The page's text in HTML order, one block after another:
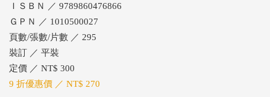
ＩＳＢＮ ／ 9789860476866
ＧＰＮ ／ 1010500027
頁數/張數/片數 ／ 295
裝訂 ／ 平裝
定價 ／ NT$ 300
9 折優惠價 ／ NT$ 270